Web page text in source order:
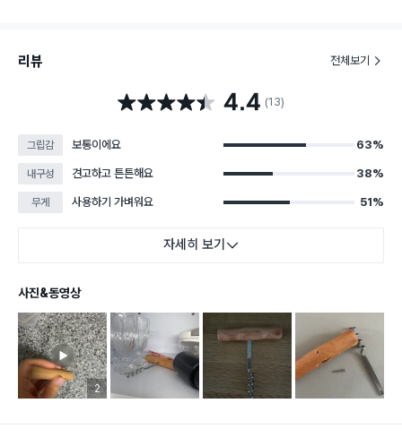
리뷰 전체보기
별점 4.4점 4.4 (13)
그립감 보통이에요 63%
내구성 견고하고 튼튼해요 38%
무게 사용하기 가벼워요 51%
자세히 보기
사진&동영상
리뷰 이미지 등록 개수
2